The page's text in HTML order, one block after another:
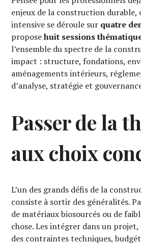
enjeux de la construction
intensive se déroule sur quatre
proposehuit sessions
l’ensemble du spectre de la
impact : structure, fondations,
aménagements intérieurs,
d’analyse, stratégie et
Passer de la
aux choix
L’un des grands défis de la
consiste à sortir des généralités.
de matériaux biosourcés ou de
chose. Les intégrer dans un
des contraintes techniques,